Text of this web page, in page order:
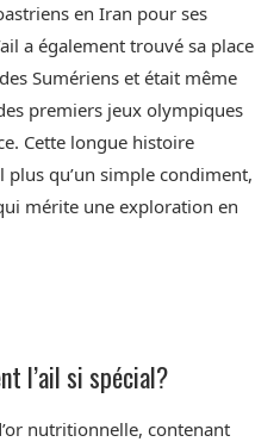
en Iran pour ses
a également trouvé sa place
Sumériens et était même
premiers jeux olympiques
Cette longue histoire
plus qu’un simple condiment,
mérite une exploration en
l’ail si spécial?
nutritionnelle, contenant